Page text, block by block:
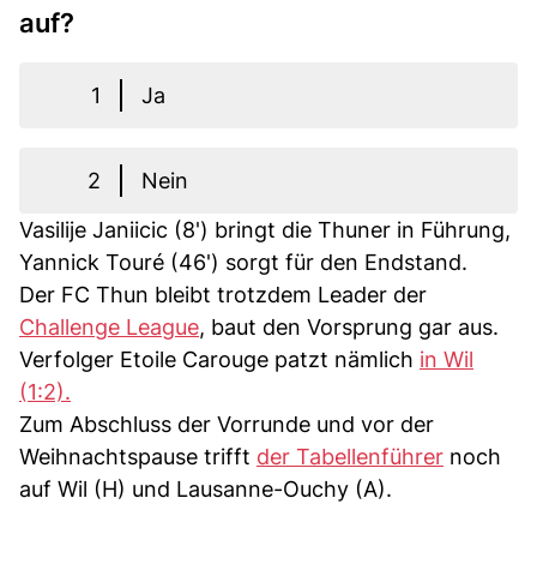
auf?
1 Ja
2
Nein
Vasilije Janiicic (8') bringt die Thuner in Führung,
Yannick Touré (46') sorgt für den Endstand.
Der FC Thun bleibt trotzdem Leader der
Challenge League, baut den Vorsprung gar aus.
Verfolger Etoile Carouge patzt nämlich in Wil
(1:2).
Zum Abschluss der Vorrunde und vor der
Weihnachtspause trifft der Tabellenführer noch
auf Wil (H) und Lausanne-Ouchy (A).